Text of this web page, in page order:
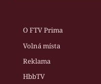
O FTV Prima
Volná místa
Reklama
HbbTV